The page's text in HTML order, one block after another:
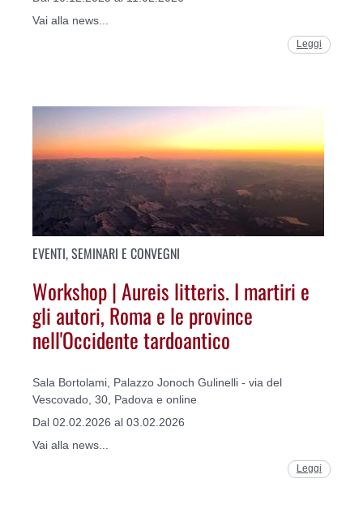
Vai alla news...
Leggi
EVENTI, SEMINARI E CONVEGNI
Workshop | Aureis litteris. I martiri e
gli autori, Roma e le province
nell'Occidente tardoantico
Sala Bortolami, Palazzo Jonoch Gulinelli - via del
Vescovado, 30, Padova e online
Dal 02.02.2026 al 03.02.2026
Vai alla news...
Leggi